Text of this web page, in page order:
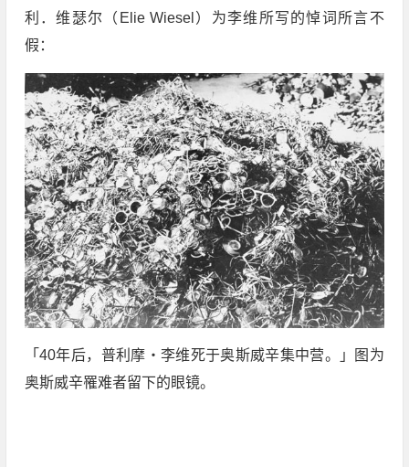
利．维瑟尔（Elie Wiesel）为李维所写的悼词所言不
假：
「40年后，普利摩・李维死于奥斯威辛集中营。」图为
奥斯威辛罹难者留下的眼镜。